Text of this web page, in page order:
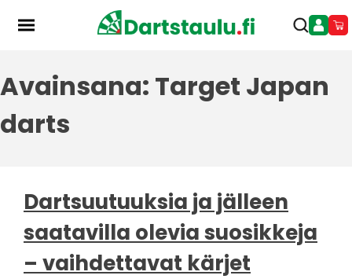
Avainsana: Target Japan
darts
Dartsuutuuksia ja jälleen
saatavilla olevia suosikkeja
– vaihdettavat kärjet